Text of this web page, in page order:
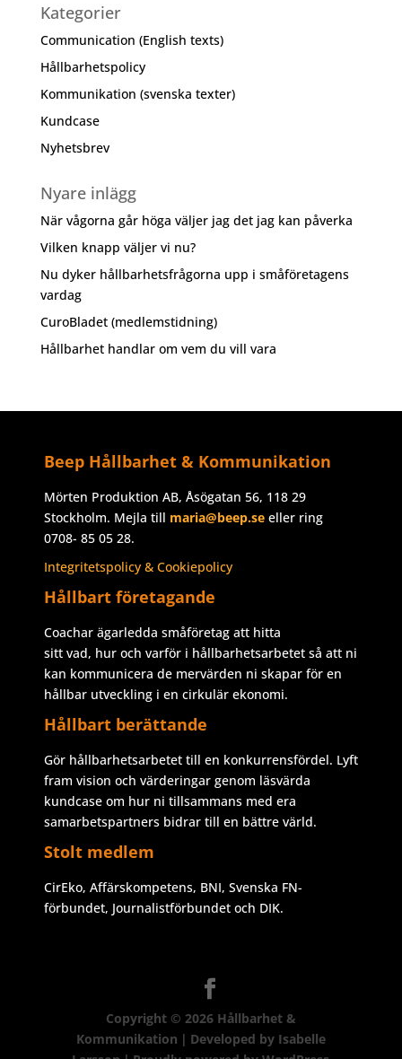
Kategorier
Communication (English texts)
Hållbarhetspolicy
Kommunikation (svenska texter)
Kundcase
Nyhetsbrev
Nyare inlägg
När vågorna går höga väljer jag det jag kan påverka
Vilken knapp väljer vi nu?
Nu dyker hållbarhetsfrågorna upp i småföretagens
vardag
CuroBladet (medlemstidning)
Hållbarhet handlar om vem du vill vara
Beep Hållbarhet & Kommunikation
Mörten Produktion AB, Åsögatan 56, 118 29
Stockholm. Mejla till maria@beep.seeller ring
0708- 85 05 28.
Integritetspolicy & Cookiepolicy
Hållbart företagande
Coachar ägarledda småföretag att hitta
sitt vad, hur och varför i hållbarhetsarbetet så att ni
kan kommunicera de mervärden ni skapar för en
hållbar utveckling i en cirkulär ekonomi.
Hållbart berättande
Gör hållbarhetsarbetet till en konkurrensfördel. Lyft
fram vision och värderingar genom läsvärda
kundcase om hur ni tillsammans med era
samarbetspartners bidrar till en bättre värld.
Stolt medlem
CirEko, Affärskompetens, BNI, Svenska FN-
förbundet, Journalistförbundet och DIK.
Copyright © 2026 Hållbarhet &
Kommunikation | Developed by Isabelle